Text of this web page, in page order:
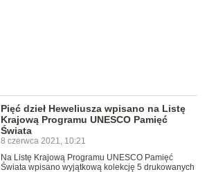
Pięć dzieł Heweliusza wpisano na Listę
Krajową Programu UNESCO Pamięć
Świata
8 czerwca 2021, 10:21
Na Listę Krajową Programu UNESCO Pamięć
Świata wpisano wyjątkową kolekcję 5 drukowanych